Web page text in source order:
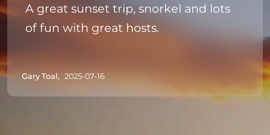
A great sunset trip, snorkel and lots
of fun with great hosts.
Gary Toal, 2025-07-16